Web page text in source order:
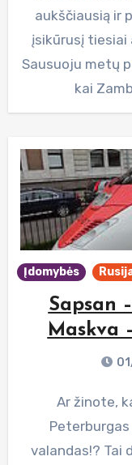
aukščiausią ir
įsikūrusį tiesiai
Sausuoju metų
kai
Įdomybės
Sapsan
Maskva
Ar žinote, kad atstumą Maskva - Sankt
valandas!? Tai